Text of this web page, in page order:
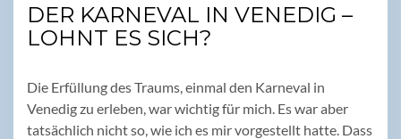
DER KARNEVAL IN VENEDIG –
LOHNT ES SICH?
Die Erfüllung des Traums, einmal den Karneval in
Venedig zu erleben, war wichtig für mich. Es war aber
tatsächlich nicht so, wie ich es mir vorgestellt hatte. Dass